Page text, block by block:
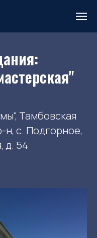
Тамбовская
н, с. Подгорное,
д. 54